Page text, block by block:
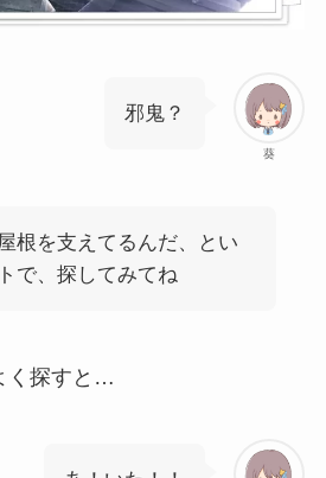
葵
邪鬼？
根を支えてるんだ、とい
で、探してみてね
く探すと…